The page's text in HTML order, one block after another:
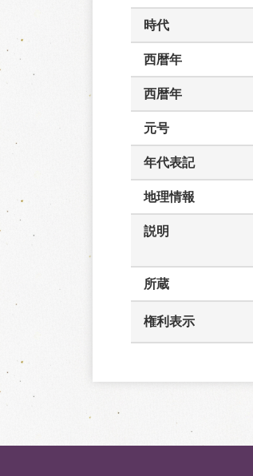
時代
西暦年
西暦年
元号
年代表記
地理情報
説明
所蔵
権利表示